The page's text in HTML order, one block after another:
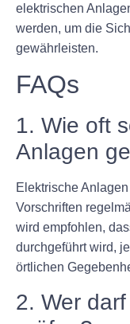
elektrischen
werden, um die
gewährleisten.
FAQs
1. Wie oft
Anlagen
Elektrische
Vorschriften
wird empfohlen,
durchgeführt wird,
örtlichen
2. Wer